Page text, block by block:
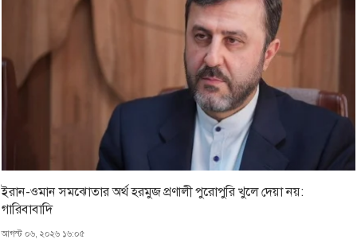
ইরান-ওমান সমঝোতার অর্থ হরমুজ প্রণালী পুরোপুরি খুলে দেয়া নয়:
গারিবাবাদি
আগস্ট ০৬, ২০২৬ ১৬:০৫